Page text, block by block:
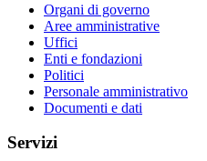
Organi di governo
Aree amministrative
Uffici
Enti e fondazioni
Politici
Personale amministrativo
Documenti e dati
Servizi